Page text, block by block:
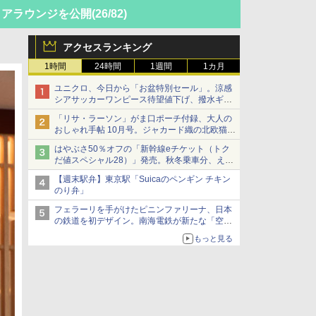
ラウンジを公開(26/82)
アクセスランキング
1時間 24時間 1週間 1カ月
ユニクロ、今日から「お盆特別セール」。涼感
シアサッカーワンピース待望値下げ、撥水ギア
ショーツは1990円に
「リサ・ラーソン」がま口ポーチ付録、大人の
おしゃれ手帖 10月号。ジャカード織の北欧猫デ
ザイン
はやぶさ50％オフの「新幹線eチケット（トク
だ値スペシャル28）」発売。秋冬乗車分、えき
ねっと限定
【週末駅弁】東京駅「Suicaのペンギン チキン
のり弁」
フェラーリを手がけたピニンファリーナ、日本
の鉄道を初デザイン。南海電鉄が新たな「空港
もっと見る